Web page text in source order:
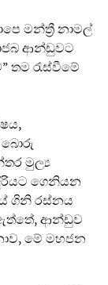
මන්ත්‍රී නාමල්
ආන්ඩුවට
තම රැස්වීමේ
බොරු
මුල්‍ය
ගෙනියන
ගිනි රස්නය
ආන්ඩුව
මේ මහජන